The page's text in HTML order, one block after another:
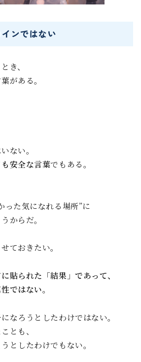
ンではない
き、
がある。
ない。
も安全な言葉でもある。
った気になれる場所”に
からだ。
ておきたい。
貼られた「結果」であって、
ではない。
なろうとしたわけではない。
とも、
としたわけでもない。